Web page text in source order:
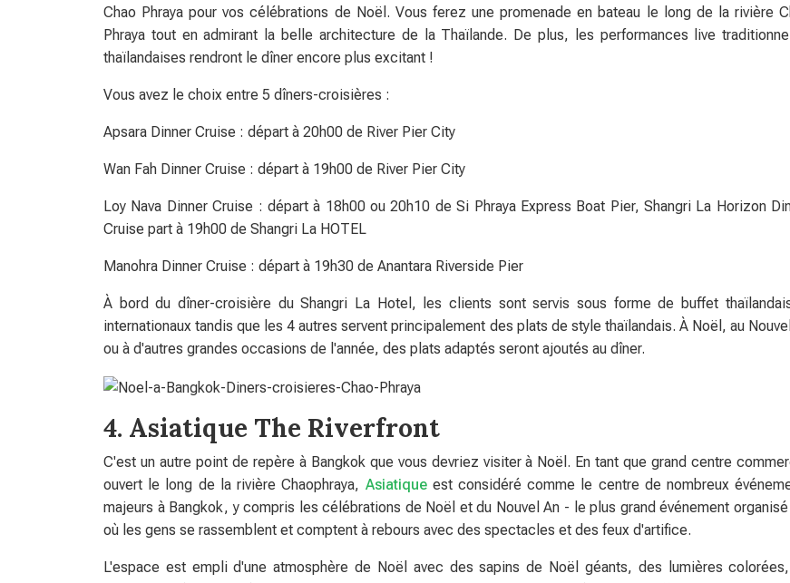
Chao Phraya pour vos célébrations de Noël. Vous ferez une promenade en bateau le long de la rivière
Phraya tout en admirant la belle architecture de la Thaïlande. De plus, les performances live
thaïlandaises rendront le dîner encore plus excitant !
Vous avez le choix entre 5 dîners-croisières :
Apsara Dinner Cruise : départ à 20h00 de River Pier City
Wan Fah Dinner Cruise : départ à 19h00 de River Pier City
Loy Nava Dinner Cruise : départ à 18h00 ou 20h10 de Si Phraya Express Boat Pier, Shangri La Horizon
Cruise part à 19h00 de Shangri La HOTEL
Manohra Dinner Cruise : départ à 19h30 de Anantara Riverside Pier
À bord du dîner-croisière du Shangri La Hotel, les clients sont servis sous forme de buffet
internationaux tandis que les 4 autres servent principalement des plats de style thaïlandais. À Noël, au
ou à d'autres grandes occasions de l'année, des plats adaptés seront ajoutés au dîner.
4. Asiatique The Riverfront
C'est un autre point de repère à Bangkok que vous devriez visiter à Noël. En tant que grand centre
ouvert le long de la rivière Chaophraya, Asiatiqueest considéré comme le centre de nombreux
majeurs à Bangkok, y compris les célébrations de Noël et du Nouvel An - le plus grand événement
où les gens se rassemblent et comptent à rebours avec des spectacles et des feux d'artifice.
L'espace est empli d'une atmosphère de Noël avec des sapins de Noël géants, des lumières